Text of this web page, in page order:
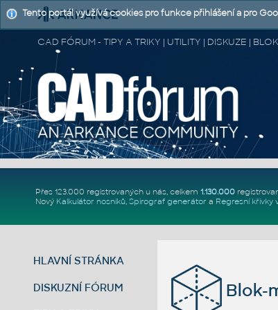
CAD FÓRUM - TIPY A TRIKY | UTILITY | DISKUZE |
Přes 123.000 registrovaných u nás, celkem 1.130.000
Nový Kalkulátor nosníků, Spirograf generátor a Regresní křivky
HLAVNÍ STRÁNKA
DISKUZNÍ FÓRUM Blok-
Tento portál využívá cookies pro funkce přihlášení a pro